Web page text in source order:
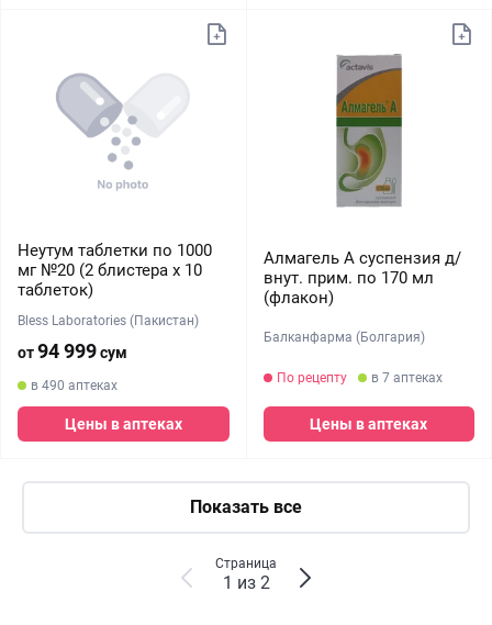
Неутум таблетки по 1000
мг №20 (2 блистера х 10
таблеток)
Bless Laboratories (Пакистан)
от94 999сум
в 490 аптеках
Цены в аптеках
Алмагель А суспензия д/
внут. прим. по 170 мл
(флакон)
Балканфарма (Болгария)
По рецепту в 7 аптеках
Цены в аптеках
Показать все
Страница
1 из 2